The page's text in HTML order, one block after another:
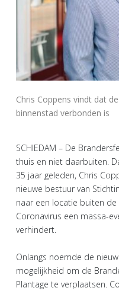
Chris Coppens vindt dat
binnenstad verbonden is
SCHIEDAM – De
thuis en niet daarbuiten.
35 jaar geleden, Chris
nieuwe bestuur van
naar een locatie buiten
Coronavirus een massa-
verhindert.
Onlangs noemde de
mogelijkheid om de
Plantage te verplaatsen.